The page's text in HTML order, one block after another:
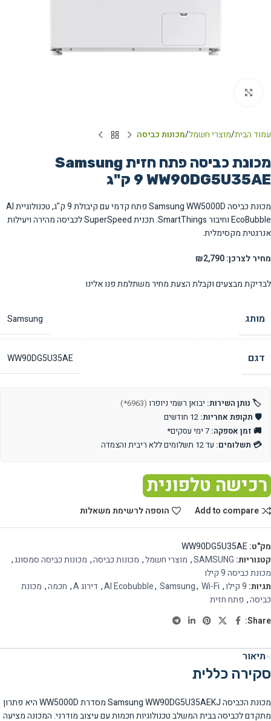
עמוד הבית מוצרי חשמל מכונות כביסה
מכונת כביסה פתח חזית Samsung
WW90DG5U35AE ‏9 ‏ק"ג
מכונת כביסה Samsung WW5000D פתח קדמי עם קיבולת 9 ק"ג, טכנולוגיית AI
EcoBubble וחיבור SmartThings. תכנית SuperSpeed לכביסה מהירה ויעילות
אנרגטית מקסימלית.
מחיר לצרכן: ₪2,790
לבדיקת מבצעים וקבלת הצעת מחיר משתלמת פנו אלינו
מותג Samsung
דגם WW90DG5U35AE
🏷️ נותן השירות: יבואן רשמי ניופרו (6963*)
🛡️ תקופת אחריות:
🚚 זמן אספקה:
💳 תשלומים: עד 12 תשלומים ללא ריבית והצמדה
רכישה טלפונית
Add to compare הוספה לרשימת משאלות
מק"ט:WW90DG5U35AE
קטגוריות: SAMSUNG
, מוצרי חשמל, מכונות כביסה, מכונות כביסה סמסונג,
מכונת כביסה 9 קילו
תגיות: 9 קילו ,
AI Ecobubble, Samsung, Wi-Fi
, דירוג A , חכמה, מכונת
כביסה, פתח חזית
Share:
תיאור
סקירה כללית
מכונת הכביסה Samsung WW90DG5U35AEKJ מסדרת WW5000D היא פתרון
מתקדם לכביסה בבית המשלב טכנולוגיות חכמות עם עיצוב מודרני. המכונה מציעה